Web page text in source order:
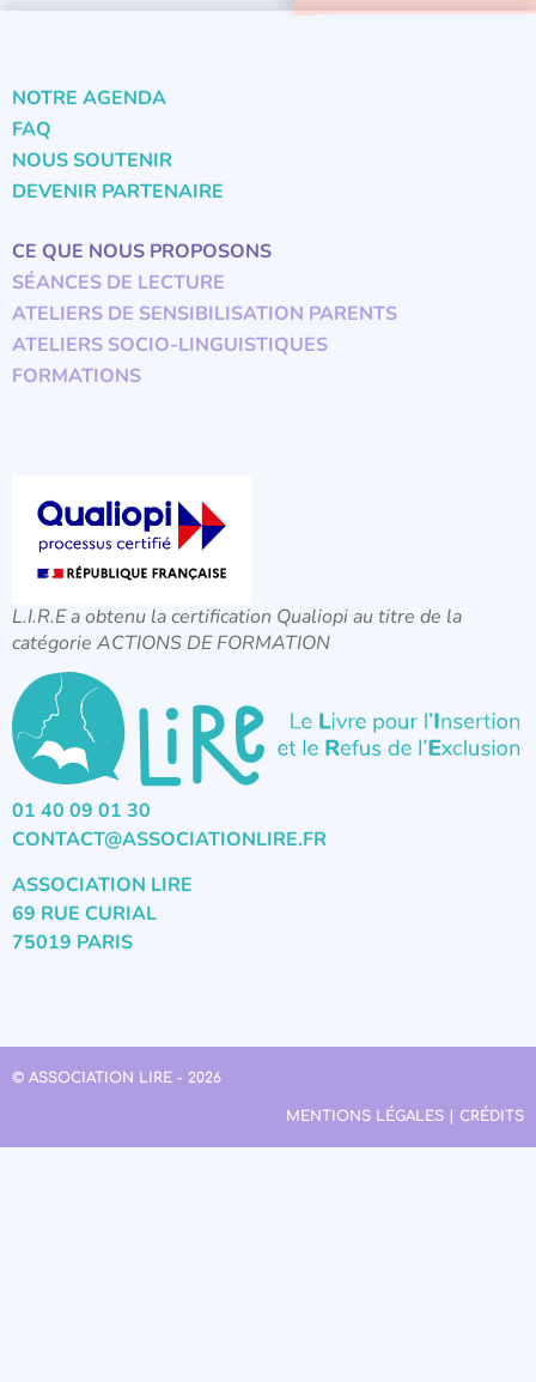
NOTRE AGENDA
FAQ
NOUS SOUTENIR
DEVENIR PARTENAIRE
CE QUE NOUS PROPOSONS
SÉANCES DE LECTURE
ATELIERS DE SENSIBILISATION PARENTS
ATELIERS SOCIO-LINGUISTIQUES
FORMATIONS
L.I.R.E a obtenu la certification Qualiopi au titre de la
catégorie ACTIONS DE FORMATION
01 40 09 01 30
CONTACT@ASSOCIATIONLIRE.FR
ASSOCIATION LIRE
69 RUE CURIAL
75019 PARIS
© ASSOCIATION LIRE - 2026
MENTIONS LÉGALES | CRÉDITS